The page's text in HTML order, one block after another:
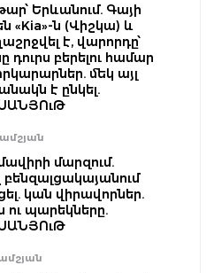
Երևանում. Գայի
«Kia»-ն (Վիշկա) և
է, վարորդը՝
բերելու համար
մեկ այլ
է ընկել.
մարզում.
կան վիրավորներ.
ու պարեկները.